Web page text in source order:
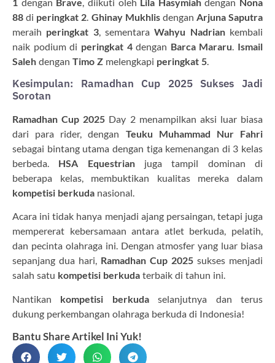
88 di peringkat 2 Ghinay Mukhlisdengan Arjuna Saputra
meraih peringkat 3, sementaraWahyu Nadriankembali
naik podium di peringkat 4dengan Barca Mararu Ismail
Saleh dengan Timo Z melengkapi peringkat 5
Kesimpulan: Ramadhan Cup 2025 Sukses Jadi
Sorotan
Ramadhan Cup 2025 Day 2 menampilkan aksi luar biasa
dari para rider, dengan Teuku Muhammad Nur Fahri
sebagai bintang utama dengan tiga kemenangan di 3 kelas
berbeda. HSA Equestrianjuga tampil dominan di
beberapa kelas, membuktikan kualitas mereka dalam
kompetisi berkuda nasional.
Acara ini tidak hanya menjadi ajang persaingan, tetapi juga
mempererat kebersamaan antara atlet berkuda, pelatih,
dan pecinta olahraga ini. Dengan atmosfer yang luar biasa
sepanjang dua hari, Ramadhan Cup 2025 sukses menjadi
salah satu kompetisi berkuda terbaik di tahun ini.
Nantikan kompetisi berkudaselanjutnya dan terus
dukung perkembangan olahraga berkuda di Indonesia!
Bantu Share Artikel Ini Yuk!